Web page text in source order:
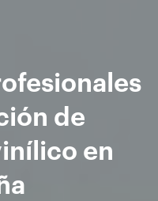
de
en